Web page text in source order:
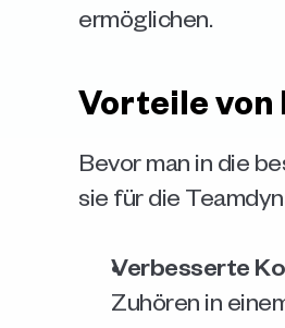
ermöglichen.
Vorteile von
Bevor man in die
sie für die
Verbesserte
Zuhören in